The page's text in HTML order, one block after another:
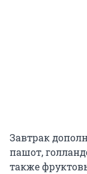
Завтрак
пашот,
также